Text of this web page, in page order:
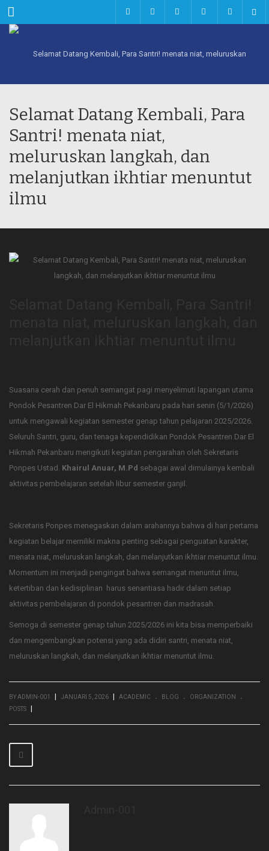
Menu
Selamat Datang Kembali, Para
Santri! menata niat,
meluruskan langkah, dan
melanjutkan ikhtiar menuntut
ilmu
Suasana cerah dan penuh semangat pagi menyelimuti lapangan utama
Pondok Pesantren Dar El Hikmah Pekanbaru pada hari senin (5/1/2026)
untuk mengawali kegiatan semester genap tahun pelajaran 2025/2026.
Seluruh Santri, guru, dan tenaga kependidikan Pondok Pesantren Dar El
Hikmah Pekanbaru mengikuti kegiatan pengarahan oleh Sekretaris
Ponpes Ustad. Khairul Anuar, M.Pd sebagai awal dimulainya kembali
aktivitas pembelajaran setelah libur semester ganjil.
Sekretaris Ponpes menegaskan dalam arahannya bahwa di hari pertama
kegiatan belajar memiliki makna penting sebagai penguatan karakter,
menata niat, meluruskan langkah, dan melanjutkan ikhtiar menuntut ilmu.
Momentum ini menjadi pengingat bahwa semangat menuntut ilmu,
ketertiban dan kedisiplinan harus senantiasa hadir dalam setiap
aktivitas pembelajaran di pondok pesantren dan madrasah.
Semoga di semester genap tahun 2025/2026 ini kita bisa memperbaiki
dan mengembangkan potensi yang ada didiri santri, menata niat,
meluruskan langkah, dan melanjutkan ikhtiar menuntut ilmu.
BY ADMIN-001 | JANUARI 5, 2026 | ACADEMIC . BLOG . ORGANIZATION .
POSTS |